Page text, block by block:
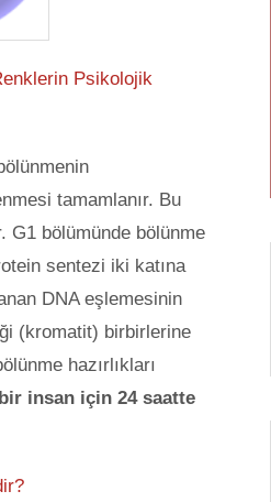
Psikolojik
tamamlanır. Bu
G1 bölümünde bölünme
sentezi iki katına
DNA eşlemesinin
(kromatit) birbirlerine
hazırlıkları
insan için 24 saatte